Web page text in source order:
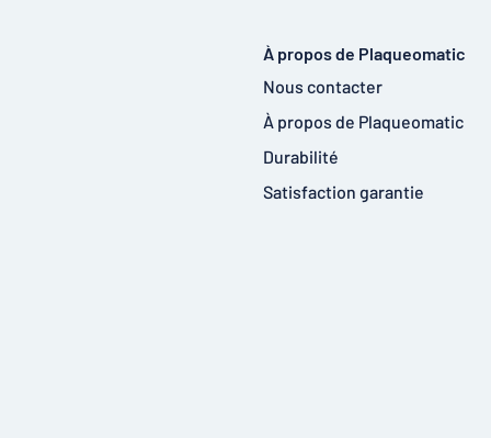
À propos de Plaqueomatic
Nous contacter
À propos de Plaqueomatic
Durabilité
Satisfaction garantie